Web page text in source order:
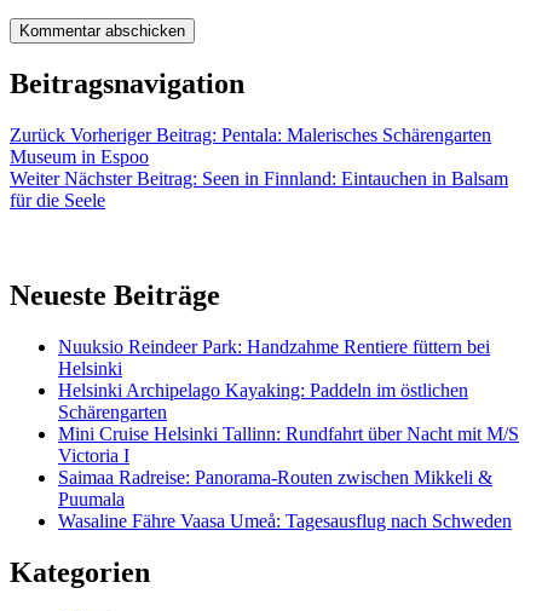
Beitragsnavigation
Zurück Vorheriger Beitrag: Pentala: Malerisches Schärengarten
Museum in Espoo
Weiter Nächster Beitrag: Seen in Finnland: Eintauchen in Balsam
für die Seele
Neueste Beiträge
Nuuksio Reindeer Park: Handzahme Rentiere füttern bei
Helsinki
Helsinki Archipelago Kayaking: Paddeln im östlichen
Schärengarten
Mini Cruise Helsinki Tallinn: Rundfahrt über Nacht mit M/S
Victoria I
Saimaa Radreise: Panorama-Routen zwischen Mikkeli &
Puumala
Wasaline Fähre Vaasa Umeå: Tagesausflug nach Schweden
Kategorien